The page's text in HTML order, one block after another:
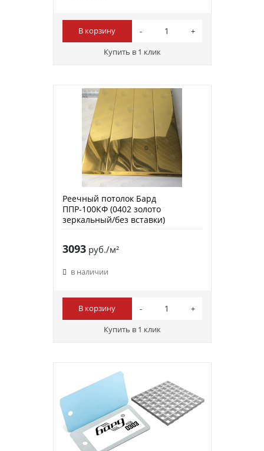
В корзину
Купить в 1 клик
Реечный потолок Бард
ППР-100КФ (0402 золото
зеркальный/без вставки)
3093руб./м²
в наличии
В корзину
Купить в 1 клик